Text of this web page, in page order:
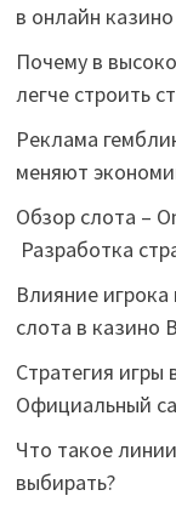
в онлайн
Почему в
легче строить
Реклама
меняют
Обзор слота –
Разработка
Влияние игрока
слота в казино
Стратегия игры
Официальный
Что такое
выбирать?